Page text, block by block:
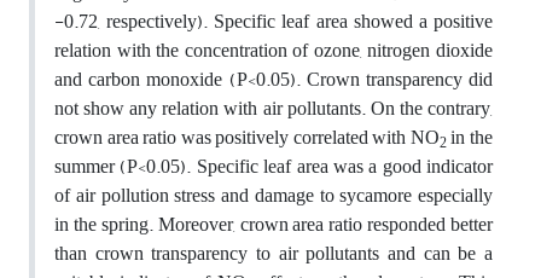
-0.72, respectively). Specific leaf area showed a positive
relation with the concentration of ozone, nitrogen dioxide
and carbon monoxide (P<0.05). Crown transparency did
not show any relation with air pollutants. On the contrary,
crown area ratio was positively correlated with NO2in the
summer (P<0.05). Specific leaf area was a good indicator
of air pollution stress and damage to sycamore especially
in the spring. Moreover, crown area ratio responded better
than crown transparency to air pollutants and can be a